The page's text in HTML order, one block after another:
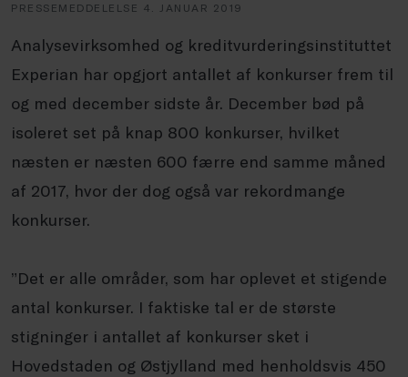
PRESSEMEDDELELSE 4. JANUAR 2019
Analysevirksomhed og kreditvurderingsinstituttet
Experian har opgjort antallet af konkurser frem til
og med december sidste år. December bød på
isoleret set på knap 800 konkurser, hvilket
næsten er næsten 600 færre end samme måned
af 2017, hvor der dog også var rekordmange
konkurser.
”Det er alle områder, som har oplevet et stigende
antal konkurser. I faktiske tal er de største
stigninger i antallet af konkurser sket i
Hovedstaden og Østjylland med henholdsvis 450